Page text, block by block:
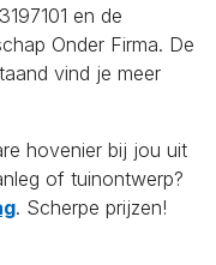
en de
Onder Firma. De
vind je meer
hovenier bij jou uit
of tuinontwerp?
. Scherpe prijzen!